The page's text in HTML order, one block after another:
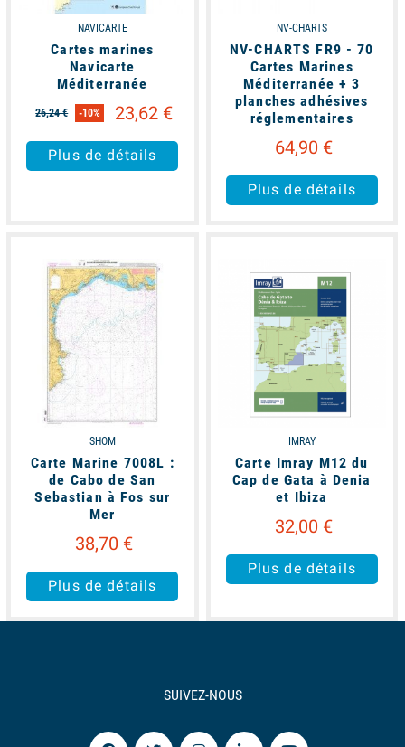
NAVICARTE
Cartes marines
Navicarte
Méditerranée
26,24 € -10% 23,62 €
Plus de détails
NV-CHARTS
NV-CHARTS FR9 - 70
Cartes Marines
Méditerranée + 3
planches adhésives
réglementaires
64,90 €
Plus de détails
SHOM
Carte Marine 7008L :
de Cabo de San
Sebastian à Fos sur
Mer
38,70 €
Plus de détails
IMRAY
Carte Imray M12 du
Cap de Gata à Denia
et Ibiza
32,00 €
Plus de détails
SUIVEZ-NOUS